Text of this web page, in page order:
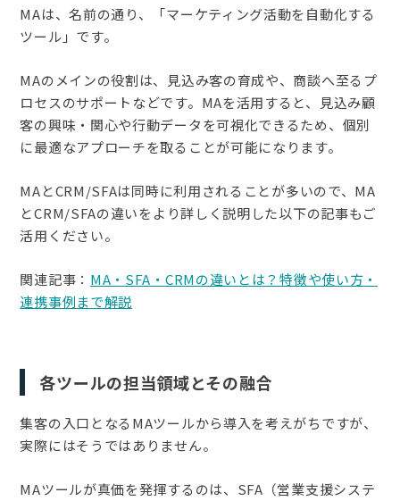
MAは、名前の通り、「マーケティング活動を自動化する
ツール」です。
MAのメインの役割は、見込み客の育成や、商談へ至るプ
ロセスのサポートなどです。MAを活用すると、見込み顧
客の興味・関心や行動データを可視化できるため、個別
に最適なアプローチを取ることが可能になります。
MAとCRM/SFAは同時に利用されることが多いので、MA
とCRM/SFAの違いをより詳しく説明した以下の記事もご
活用ください。
関連記事： MA・SFA・CRMの違いとは？特徴や使い方・
連携事例まで解説
各ツールの担当領域とその融合
集客の入口となるMAツールから導入を考えがちですが、
実際にはそうではありません。
MAツールが真価を発揮するのは、SFA（営業支援システ